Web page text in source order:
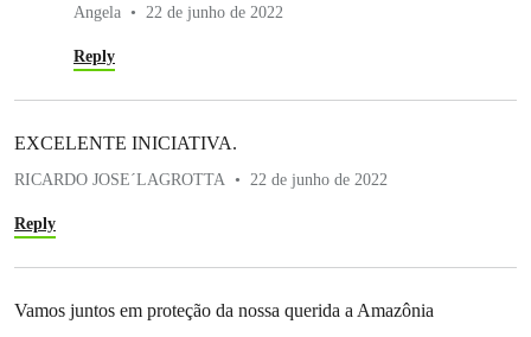
Angela 22 de junho de 2022
Reply
EXCELENTE INICIATIVA.
RICARDO JOSE´LAGROTTA 22 de junho de 2022
Reply
Vamos juntos em proteção da nossa querida a Amazônia